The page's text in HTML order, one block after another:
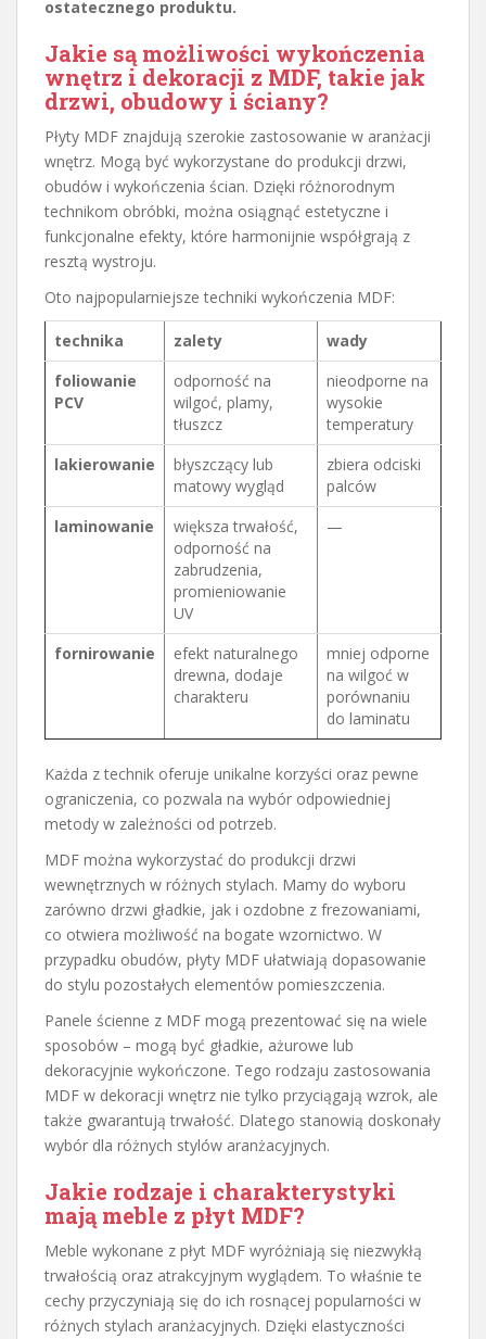
ostatecznego produktu.
Jakie są możliwości wykończenia
wnętrz i dekoracji z MDF, takie jak
drzwi, obudowy i ściany?
Płyty MDF znajdują szerokie zastosowanie w aranżacji
wnętrz. Mogą być wykorzystane do produkcji drzwi,
obudów i wykończenia ścian. Dzięki różnorodnym
technikom obróbki, można osiągnąć estetyczne i
funkcjonalne efekty, które harmonijnie współgrają z
resztą wystroju.
Oto najpopularniejsze techniki wykończenia MDF:
technika zalety
wady
foliowanie
PCV
odporność na
wilgoć, plamy,
tłuszcz
nieodporne na
wysokie
temperatury
lakierowanie
błyszczący lub
matowy wygląd
zbiera odciski
palców
laminowanie
większa trwałość,
odporność na
zabrudzenia,
promieniowanie
UV
—
fornirowanie
efekt naturalnego
drewna, dodaje
charakteru
mniej odporne
na wilgoć w
porównaniu
do laminatu
Każda z technik oferuje unikalne korzyści oraz pewne
ograniczenia, co pozwala na wybór odpowiedniej
metody w zależności od potrzeb.
MDF można wykorzystać do produkcji drzwi
wewnętrznych w różnych stylach. Mamy do wyboru
zarówno drzwi gładkie, jak i ozdobne z frezowaniami,
co otwiera możliwość na bogate wzornictwo. W
przypadku obudów, płyty MDF ułatwiają dopasowanie
do stylu pozostałych elementów pomieszczenia.
Panele ścienne z MDF mogą prezentować się na wiele
sposobów – mogą być gładkie, ażurowe lub
dekoracyjnie wykończone. Tego rodzaju zastosowania
MDF w dekoracji wnętrz nie tylko przyciągają wzrok, ale
także gwarantują trwałość. Dlatego stanowią doskonały
wybór dla różnych stylów aranżacyjnych.
Jakie rodzaje i charakterystyki
mają meble z płyt MDF?
Meble wykonane z płyt MDF wyróżniają się niezwykłą
trwałością oraz atrakcyjnym wyglądem. To właśnie te
cechy przyczyniają się do ich rosnącej popularności w
różnych stylach aranżacyjnych. Dzięki elastyczności